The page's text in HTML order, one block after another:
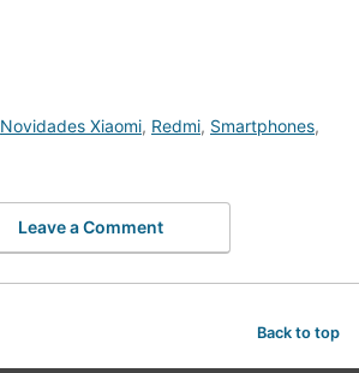
Novidades Xiaomi, Redmi, Smartphones,
Leave a Comment
Back to top